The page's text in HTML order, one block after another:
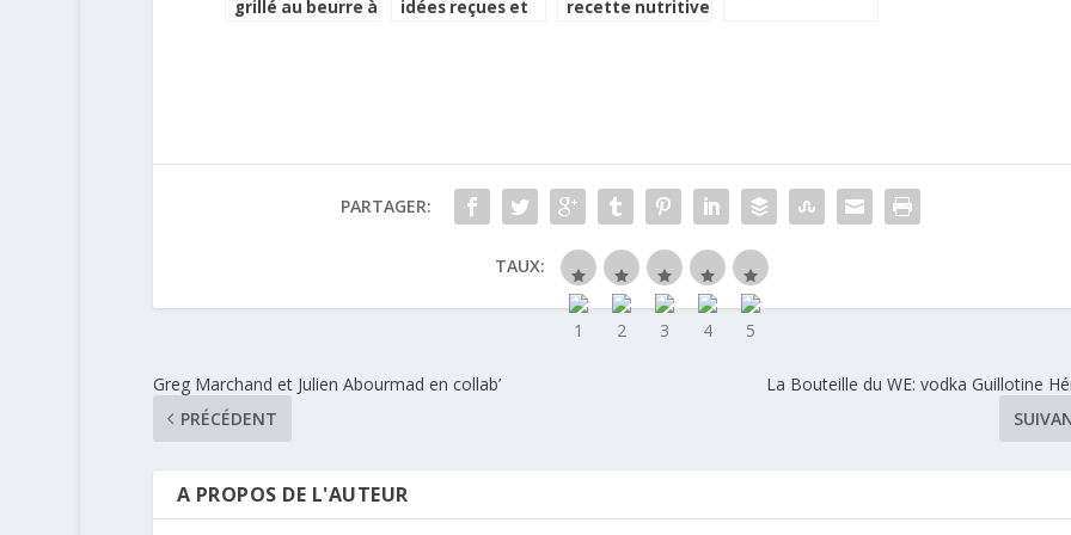
grillé au beurre à
idées reçues et
recette nutritive
PARTAGER:
TAUX:
Greg Marchand et Julien Abourmad en collab’
PRÉCÉDENT
La Bouteille du WE: vodka Guillotine
A PROPOS DE L'AUTEUR